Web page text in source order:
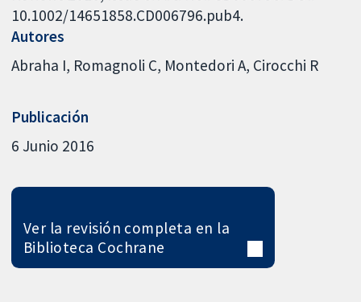
10.1002/14651858.CD006796.pub4.
Autores
Abraha I Romagnoli C Montedori A Cirocchi R
Publicación
6 Junio 2016
Ver la revisión completa en la
Biblioteca Cochrane